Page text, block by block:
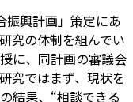
振興計画」策定にあ
究の体制を組んでい
に、同計画の審議会
究ではまず、現状を
結果、“相談できる